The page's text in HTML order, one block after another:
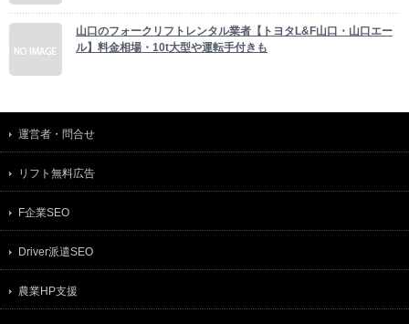
山口のフォークリフトレンタル業者【トヨタL&F山口・山口エー
ル】料金相場・10t大型や運転手付きも
運営者・問合せ
リフト無料広告
F企業SEO
Driver派遣SEO
農業HP支援